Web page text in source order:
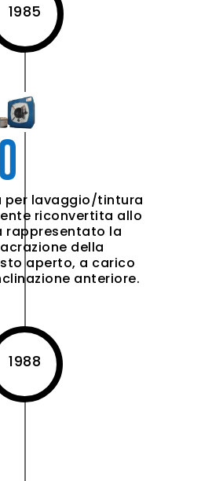
1985
per lavaggio/tintura
riconvertita allo
rappresentato la
della
aperto, a carico
anteriore.
1988